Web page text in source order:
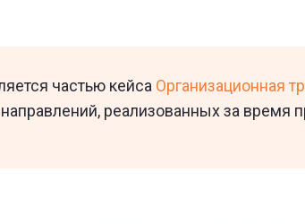
частью кейса Организационная
реализованных за время